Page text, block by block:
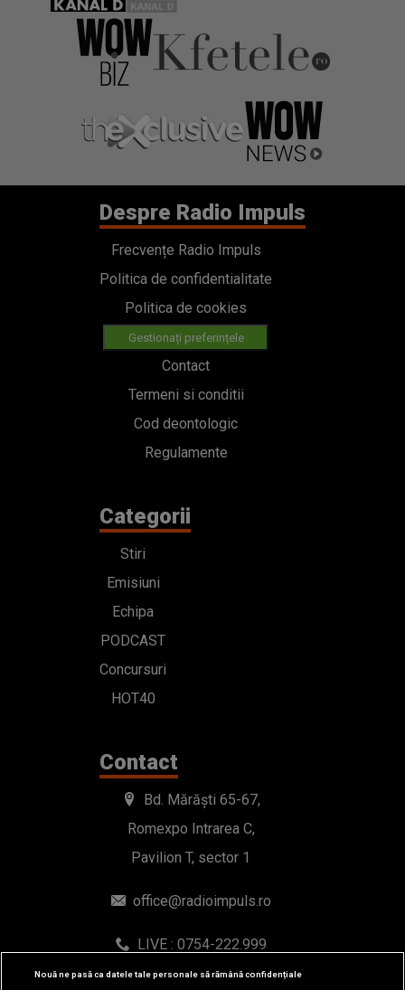
Despre Radio Impuls
Frecvențe Radio Impuls
Politica de confidentialitate
Politica de cookies
Gestionați preferințele
Contact
Termeni si conditii
Cod deontologic
Regulamente
Categorii
Stiri
Emisiuni
Echipa
PODCAST
Concursuri
HOT40
Contact
Bd. Mărăști 65-67,
Romexpo Intrarea C,
Pavilion T, sector 1
office@radioimpuls.ro
LIVE : 0754-222.999
WhatsApp: 0754-222.999
Nouă ne pasă ca datele tale personale să rămână confidențiale